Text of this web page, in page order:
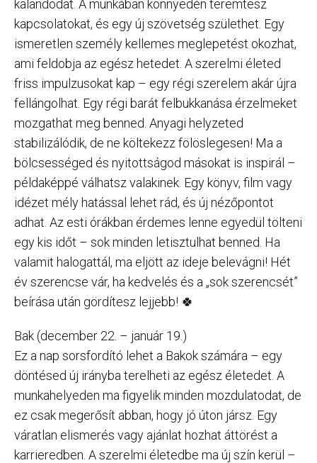
kalandodat. A munkában könnyedén teremtesz
kapcsolatokat, és egy új szövetség születhet. Egy
ismeretlen személy kellemes meglepetést okozhat,
ami feldobja az egész hetedet. A szerelmi életed
friss impulzusokat kap – egy régi szerelem akár újra
fellángolhat. Egy régi barát felbukkanása érzelmeket
mozgathat meg benned. Anyagi helyzeted
stabilizálódik, de ne költekezz fölöslegesen! Ma a
bölcsességed és nyitottságod másokat is inspirál –
példaképpé válhatsz valakinek. Egy könyv, film vagy
idézet mély hatással lehet rád, és új nézőpontot
adhat. Az esti órákban érdemes lenne egyedül tölteni
egy kis időt – sok minden letisztulhat benned. Ha
valamit halogattál, ma eljött az ideje belevágni! Hét
év szerencse vár, ha kedvelés és a „sok szerencsét”
beírása után gördítesz lejjebb! 🍀
Bak (december 22. – január 19.)
Ez a nap sorsfordító lehet a Bakok számára – egy
döntésed új irányba terelheti az egész életedet. A
munkahelyeden ma figyelik minden mozdulatodat, de
ez csak megerősít abban, hogy jó úton jársz. Egy
váratlan elismerés vagy ajánlat hozhat áttörést a
karrieredben. A szerelmi életedbe ma új szín kerül –